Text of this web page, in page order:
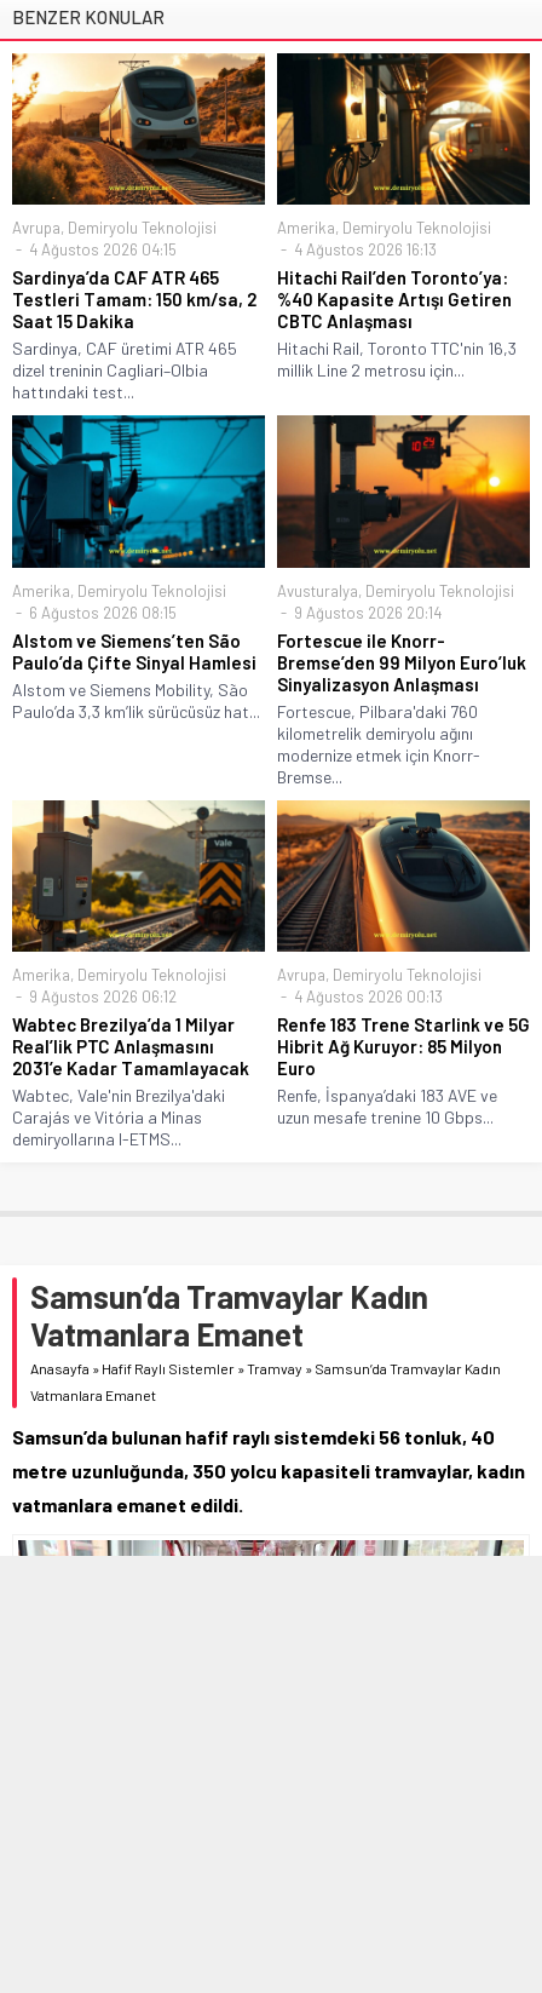
BENZER KONULAR
Avrupa, Demiryolu Teknolojisi
4 Ağustos 2026 04:15
Sardinya’da CAF ATR 465
Testleri Tamam: 150 km/sa, 2
Saat 15 Dakika
Sardinya, CAF üretimi ATR 465
dizel treninin Cagliari–Olbia
hattındaki test...
Amerika, Demiryolu Teknolojisi
4 Ağustos 2026 16:13
Hitachi Rail’den Toronto’ya:
%40 Kapasite Artışı Getiren
CBTC Anlaşması
Hitachi Rail, Toronto TTC'nin 16,3
millik Line 2 metrosu için...
Amerika, Demiryolu Teknolojisi
6 Ağustos 2026 08:15
Alstom ve Siemens’ten São
Paulo’da Çifte Sinyal Hamlesi
Alstom ve Siemens Mobility, São
Paulo’da 3,3 km’lik sürücüsüz hat...
Avusturalya, Demiryolu Teknolojisi
9 Ağustos 2026 20:14
Fortescue ile Knorr-
Bremse’den 99 Milyon Euro’luk
Sinyalizasyon Anlaşması
Fortescue, Pilbara'daki 760
kilometrelik demiryolu ağını
modernize etmek için Knorr-
Bremse...
Amerika, Demiryolu Teknolojisi
9 Ağustos 2026 06:12
Wabtec Brezilya’da 1 Milyar
Real’lik PTC Anlaşmasını
2031’e Kadar Tamamlayacak
Wabtec, Vale'nin Brezilya'daki
Carajás ve Vitória a Minas
demiryollarına I-ETMS...
Avrupa, Demiryolu Teknolojisi
4 Ağustos 2026 00:13
Renfe 183 Trene Starlink ve 5G
Hibrit Ağ Kuruyor: 85 Milyon
Euro
Renfe, İspanya’daki 183 AVE ve
uzun mesafe trenine 10 Gbps...
Samsun’da Tramvaylar Kadın
Vatmanlara Emanet
Anasayfa » Hafif Raylı Sistemler »Tramvay » Samsun’da Tramvaylar Kadın
Vatmanlara Emanet
Samsun’da bulunan hafif raylı sistemdeki 56 tonluk, 40
metre uzunluğunda, 350 yolcu kapasiteli tramvaylar, kadın
vatmanlara emanet edildi.